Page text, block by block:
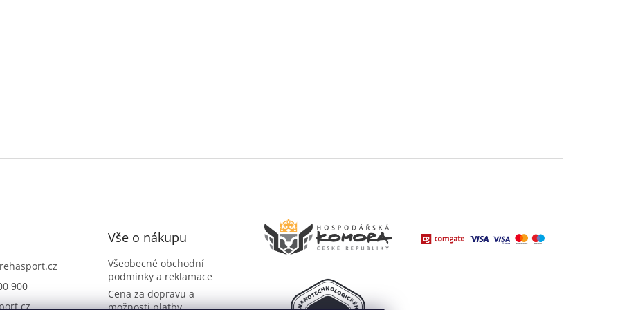
rehasport.cz
900
Vše o nákupu
Všeobecné obchodní
podmínky a reklamace
Cena za dopravu a
možnosti platby